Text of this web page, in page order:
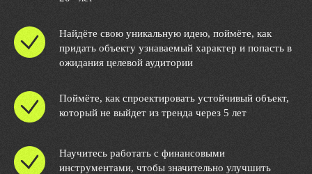
Найдёте свою уникальную идею, поймёте, как
придать объекту узнаваемый характер и попасть в
ожидания целевой аудитории
Поймёте, как спроектировать устойчивый объект,
который не выйдет из тренда через 5 лет
Научитесь работать с финансовыми
инструментами, чтобы значительно улучшить